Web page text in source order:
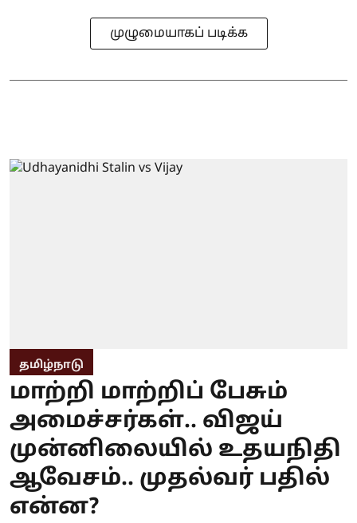
முழுமையாகப் படிக்க
தமிழ்நாடு
மாற்றி மாற்றிப் பேசும்
அமைச்சர்கள்.. விஜய்
முன்னிலையில் உதயநிதி
ஆவேசம்.. முதல்வர் பதில்
என்ன?